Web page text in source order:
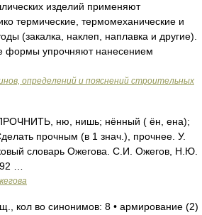
изделий применяют
термические, термомеханические и
(закалка, наклеп, наплавка и другие).
формы упрочняют нанесением
определений и пояснений строительных
ню, нишь; нённый ( ён, ена);
прочным (в 1 знач.), прочнее. У.
словарь Ожегова. С.И. Ожегов, Н.Ю.
…
кол во синонимов: 8 • армирование (2)